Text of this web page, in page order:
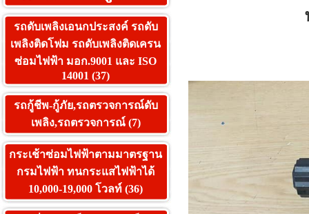
รถดับเพลิงเอนกประสงค์ รถดับ
เพลิงติดโฟม รถดับเพลิงติดเครน
ซ่อมไฟฟ้า มอก.9001 และ ISO
14001 (37)
รถกู้ชีพ-กู้ภัย,รถตรวจการณ์ดับ
เพลิง,รถตรวจการณ์ (7)
กระเช้าซ่อมไฟฟ้าตามมาตรฐาน
กรมไฟฟ้า ทนกระแสไฟฟ้าได้
10,000-19,000 โวลท์ (36)